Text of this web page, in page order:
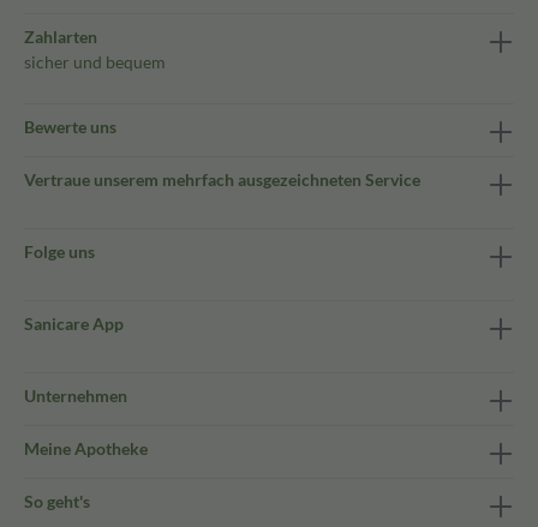
Zahlarten
sicher und bequem
Bewerte uns
Vertraue unserem mehrfach ausgezeichneten Service
Folge uns
Sanicare App
Unternehmen
Meine Apotheke
So geht's